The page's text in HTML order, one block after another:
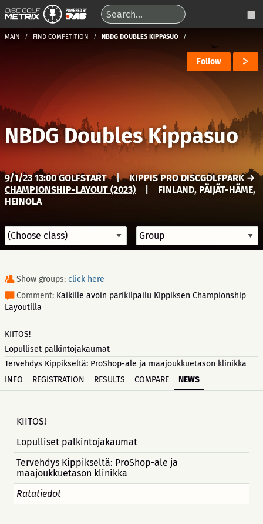
MAIN FIND COMPETITION NBDG DOUBLES KIPPASUO
Follow
NBDG Doubles Kippasuo
9/1/23 13:00 GOLFSTART |
KIPPIS PRO DISCGOLFPARK →
CHAMPIONSHIP-LAYOUT (2023)
FINLAND, PÄIJÄT-HÄME,
HEINOLA
Show groups: click here
Comment: Kaikille avoin parikilpailu Kippiksen Championship
Layoutilla
KIITOS!
Lopulliset palkintojakaumat
Tervehdys Kippikseltä: ProShop-ale ja maajoukkuetason klinikka
INFO
REGISTRATION RESULTS COMPARE NEWS
KIITOS!
Lopulliset palkintojakaumat
Tervehdys Kippikseltä: ProShop-ale ja
maajoukkuetason klinikka
Ratatiedot